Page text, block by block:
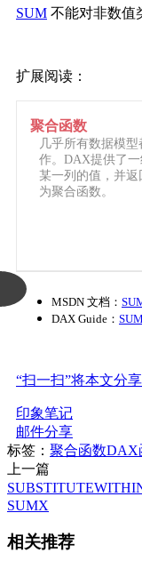
SUM 不能对非数值
扩展阅读：
聚合函数
几乎所有数据模
作。DAX提供了
某一列的值，并
为聚合函数。
MSDN 文档：
DAX Guide： SUM
“扫一扫”将本文分
印象笔记
邮件分享
标签： 聚合函数DAX
上一篇
SUMX
相关推荐